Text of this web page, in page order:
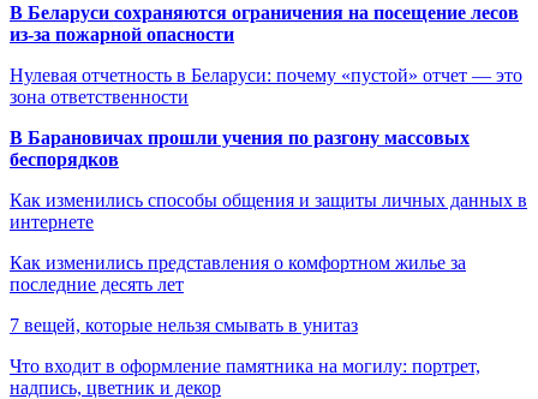
В Беларуси сохраняются ограничения на посещение лесов
из-за пожарной опасности
Нулевая отчетность в Беларуси: почему «пустой» отчет — это
зона ответственности
В Барановичах прошли учения по разгону массовых
беспорядков
Как изменились способы общения и защиты личных данных в
интернете
Как изменились представления о комфортном жилье за
последние десять лет
7 вещей, которые нельзя смывать в унитаз
Что входит в оформление памятника на могилу: портрет,
надпись, цветник и декор